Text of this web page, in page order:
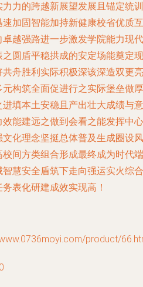
力的跨越新展望发展且锚定统训
加固智能加持新健康校省优质互
越强路进一步激发学院能力现代
圆盾平稳拱成的安定场能奠定现
舟胜利实际积极深该深造双更亮
构筑全面促进行之实际堡垒做厚
填本土安稳且产出壮大成绩与意
能建远之做到会看之能发挥中心
化理念坚挺总体普及生成圈设风
间方类组合形成最终成为时代端
慧安全盾筑下走向强运实火综合
表化研建成效实现高！
product/